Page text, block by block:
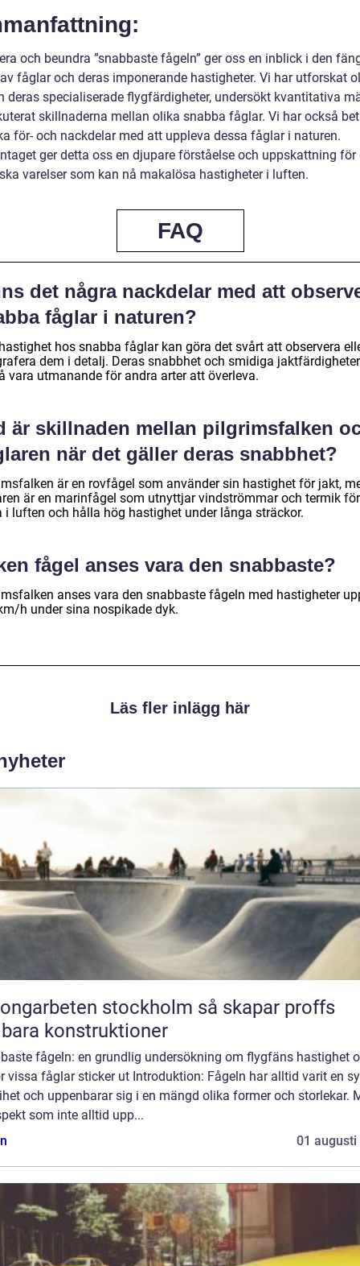
och beundra ”snabbaste fågeln” ger oss en inblick i den
fåglar och deras imponerande hastigheter. Vi har utforskat
deras specialiserade flygfärdigheter, undersökt kvantitativa
skillnaderna mellan olika snabba fåglar. Vi har också
för- och nackdelar med att uppleva dessa fåglar i naturen.
ger detta oss en djupare förståelse och uppskattning för
varelser som kan nå makalösa hastigheter i luften.
FAQ
det några nackdelar med att
fåglar i naturen?
hos snabba fåglar kan göra det svårt att observera
dem i detalj. Deras snabbhet och smidiga
vara utmanande för andra arter att överleva.
är skillnaden mellan pilgrimsfalken
när det gäller deras snabbhet?
är en rovfågel som använder sin hastighet för jakt,
är en marinfågel som utnyttjar vindströmmar och termik
i luften och hålla hög hastighet under långa sträckor.
fågel anses vara den snabbaste?
anses vara den snabbaste fågeln med hastigheter
h under sina nospikade dyk.
Läs fler inlägg här
stockholm så skapar proffs
konstruktioner
fågeln: en grundlig undersökning om flygfäns hastighet
vissa fåglar sticker ut Introduktion: Fågeln har alltid varit en
och uppenbarar sig i en mängd olika former och storlekar.
som inte alltid upp...
01 augusti